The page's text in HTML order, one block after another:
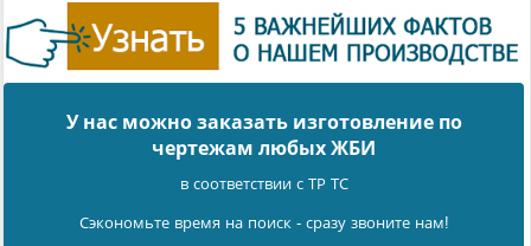
У нас можно заказать изготовление по
чертежам любых ЖБИ
в соответствии с ТР ТС
Сэкономьте время на поиск - сразу звоните нам!